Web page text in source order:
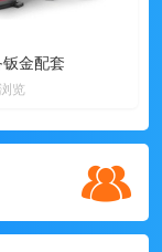
金配套
览